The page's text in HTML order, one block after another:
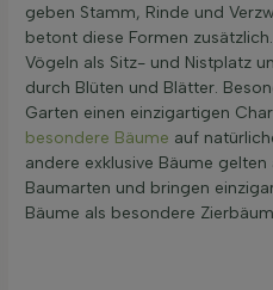
geben Stamm, Rinde und
betont diese Formen
Vögeln als Sitz- und Nistplatz
durch Blüten und Blätter.
Garten einen einzigartigen
besondere Bäume auf
andere exklusive Bäume
Baumarten und bringen
Bäume als besondere